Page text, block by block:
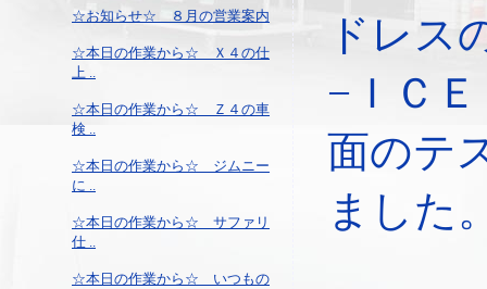
☆お知らせ☆ ８月の営業案内
☆本日の作業から☆ Ｘ４の仕
上 ..
☆本日の作業から☆ Ｚ４の車
検 ..
☆本日の作業から☆ ジムニー
に ..
☆本日の作業から☆ サファリ
仕 ..
☆本日の作業から☆ いつもの
ドレス
−ＩＣ
面のテ
ました